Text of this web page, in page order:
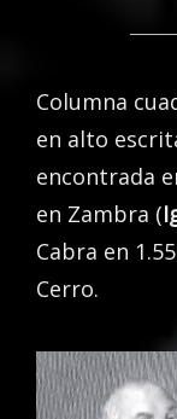
Columna
en alto
encontrada
en Zambra (
Cabra en
Cerro.